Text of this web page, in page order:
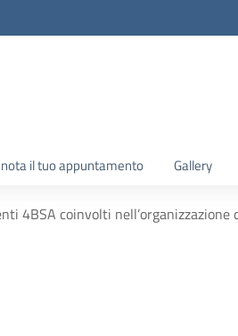
il tuo appuntamento Gallery
4BSA coinvolti nell’organizzazione